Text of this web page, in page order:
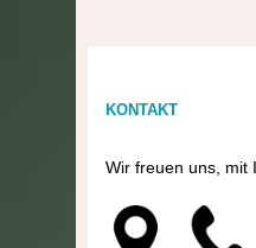
KONTAKT
Wir freuen uns, mit